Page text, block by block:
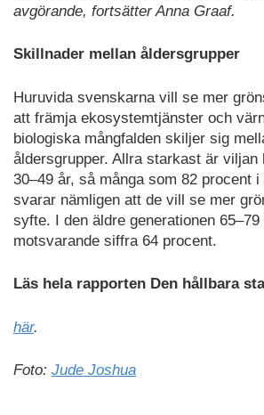
avgörande, fortsätter Anna Graaf.
Skillnader mellan åldersgrupper
Huruvida svenskarna vill se mer
att främja ekosystemtjänster och
biologiska mångfalden skiljer sig
åldersgrupper. Allra starkast är viljan
30–49 år, så många som 82 procent
svarar nämligen att de vill se mer
syfte. I den äldre generationen 65–79
motsvarande siffra 64 procent.
Läs hela rapporten Den hållbara
här.
Foto: Jude Joshua